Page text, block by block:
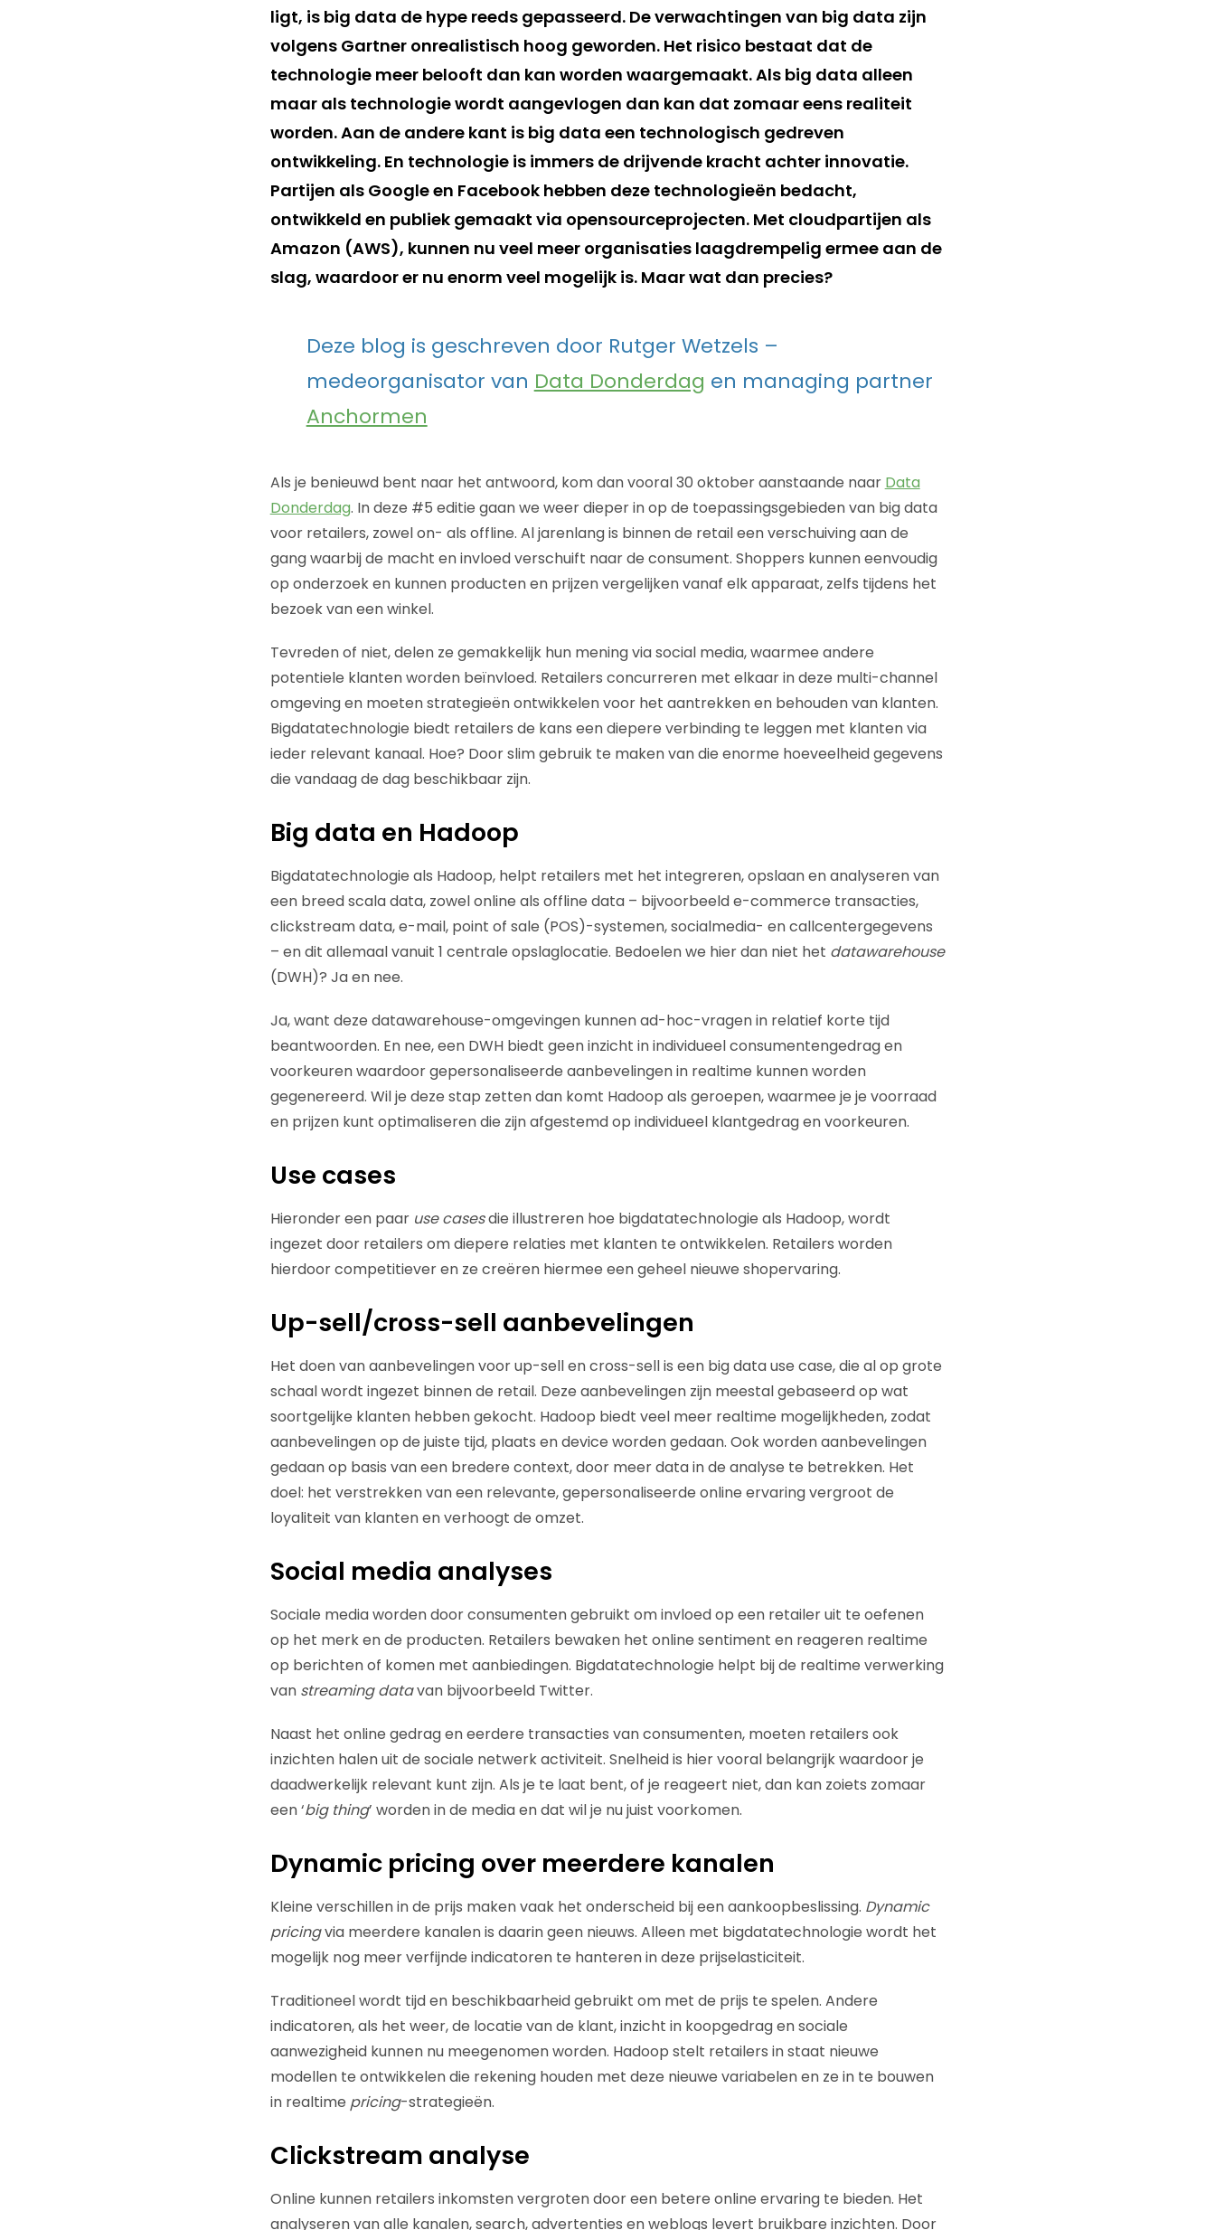
ligt, is big data de hype reeds gepasseerd. De verwachtingen van big data zijn
volgens Gartner onrealistisch hoog geworden. Het risico bestaat dat de
technologie meer belooft dan kan worden waargemaakt. Als big data alleen
maar als technologie wordt aangevlogen dan kan dat zomaar eens realiteit
worden. Aan de andere kant is big data een technologisch gedreven
ontwikkeling. En technologie is immers de drijvende kracht achter innovatie.
Partijen als Google en Facebook hebben deze technologieën bedacht,
ontwikkeld en publiek gemaakt via opensourceprojecten. Met cloudpartijen als
Amazon (AWS), kunnen nu veel meer organisaties laagdrempelig ermee aan de
slag, waardoor er nu enorm veel mogelijk is. Maar wat dan precies?
Deze blog is geschreven door Rutger Wetzels –
medeorganisator van Data Donderdag en managing partner
Anchormen
Als je benieuwd bent naar het antwoord, kom dan vooral 30 oktober aanstaande naar Data
Donderdag. In deze #5 editie gaan we weer dieper in op de toepassingsgebieden van big data
voor retailers, zowel on- als offline. Al jarenlang is binnen de retail een verschuiving aan de
gang waarbij de macht en invloed verschuift naar de consument. Shoppers kunnen eenvoudig
op onderzoek en kunnen producten en prijzen vergelijken vanaf elk apparaat, zelfs tijdens het
bezoek van een winkel.
Tevreden of niet, delen ze gemakkelijk hun mening via social media, waarmee andere
potentiele klanten worden beïnvloed. Retailers concurreren met elkaar in deze multi-channel
omgeving en moeten strategieën ontwikkelen voor het aantrekken en behouden van klanten.
Bigdatatechnologie biedt retailers de kans een diepere verbinding te leggen met klanten via
ieder relevant kanaal. Hoe? Door slim gebruik te maken van die enorme hoeveelheid gegevens
die vandaag de dag beschikbaar zijn.
Big data en Hadoop
Bigdatatechnologie als Hadoop, helpt retailers met het integreren, opslaan en analyseren van
een breed scala data, zowel online als offline data – bijvoorbeeld e-commerce transacties,
clickstream data, e-mail, point of sale (POS)-systemen, socialmedia- en callcentergegevens
– en dit allemaal vanuit 1 centrale opslaglocatie. Bedoelen we hier dan niet het datawarehouse
(DWH)? Ja en nee.
Ja, want deze datawarehouse-omgevingen kunnen ad-hoc-vragen in relatief korte tijd
beantwoorden. En nee, een DWH biedt geen inzicht in individueel consumentengedrag en
voorkeuren waardoor gepersonaliseerde aanbevelingen in realtime kunnen worden
gegenereerd. Wil je deze stap zetten dan komt Hadoop als geroepen, waarmee je je voorraad
en prijzen kunt optimaliseren die zijn afgestemd op individueel klantgedrag en voorkeuren.
Use cases
Hieronder een paar use casesdie illustreren hoe bigdatatechnologie als Hadoop, wordt
ingezet door retailers om diepere relaties met klanten te ontwikkelen. Retailers worden
hierdoor competitiever en ze creëren hiermee een geheel nieuwe shopervaring.
Up-sell/cross-sell aanbevelingen
Het doen van aanbevelingen voor up-sell en cross-sell is een big data use case, die al op grote
schaal wordt ingezet binnen de retail. Deze aanbevelingen zijn meestal gebaseerd op wat
soortgelijke klanten hebben gekocht. Hadoop biedt veel meer realtime mogelijkheden, zodat
aanbevelingen op de juiste tijd, plaats en device worden gedaan. Ook worden aanbevelingen
gedaan op basis van een bredere context, door meer data in de analyse te betrekken. Het
doel: het verstrekken van een relevante, gepersonaliseerde online ervaring vergroot de
loyaliteit van klanten en verhoogt de omzet.
Social media analyses
Sociale media worden door consumenten gebruikt om invloed op een retailer uit te oefenen
op het merk en de producten. Retailers bewaken het online sentiment en reageren realtime
op berichten of komen met aanbiedingen. Bigdatatechnologie helpt bij de realtime verwerking
van streaming datavan bijvoorbeeld Twitter.
Naast het online gedrag en eerdere transacties van consumenten, moeten retailers ook
inzichten halen uit de sociale netwerk activiteit. Snelheid is hier vooral belangrijk waardoor je
daadwerkelijk relevant kunt zijn. Als je te laat bent, of je reageert niet, dan kan zoiets zomaar
een ‘big thing’ worden in de media en dat wil je nu juist voorkomen.
Dynamic pricing over meerdere kanalen
Kleine verschillen in de prijs maken vaak het onderscheid bij een aankoopbeslissing. Dynamic
pricingvia meerdere kanalen is daarin geen nieuws. Alleen met bigdatatechnologie wordt het
mogelijk nog meer verfijnde indicatoren te hanteren in deze prijselasticiteit.
Traditioneel wordt tijd en beschikbaarheid gebruikt om met de prijs te spelen. Andere
indicatoren, als het weer, de locatie van de klant, inzicht in koopgedrag en sociale
aanwezigheid kunnen nu meegenomen worden. Hadoop stelt retailers in staat nieuwe
modellen te ontwikkelen die rekening houden met deze nieuwe variabelen en ze in te bouwen
in realtime pricing-strategieën.
Clickstream analyse
Online kunnen retailers inkomsten vergroten door een betere online ervaring te bieden. Het
analyseren van alle kanalen, search, advertenties en weblogs levert bruikbare inzichten. Door